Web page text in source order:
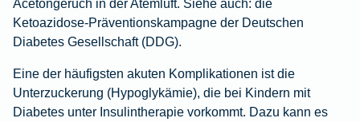
Acetongeruch in der Atemluft. Siehe auch: die
Ketoazidose-Präventionskampagne der Deutschen
Diabetes Gesellschaft (DDG).
Eine der häufigsten akuten Komplikationen ist die
Unterzuckerung (Hypoglykämie), die bei Kindern mit
Diabetes unter Insulintherapie vorkommt. Dazu kann es